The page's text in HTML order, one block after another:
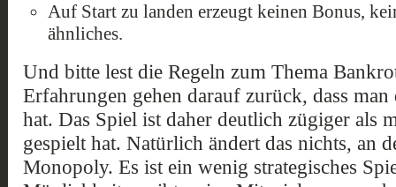
Auf Start zu landen erzeugt keinen Bonus,
ähnliches.
Und bitte lest die Regeln zum Thema
Erfahrungen gehen darauf zurück, dass
hat. Das Spiel ist daher deutlich zügiger als
gespielt hat. Natürlich ändert das nichts, an
Monopoly. Es ist ein wenig strategisches